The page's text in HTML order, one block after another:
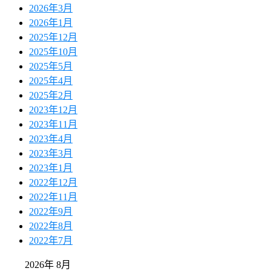
2026年3月
2026年1月
2025年12月
2025年10月
2025年5月
2025年4月
2025年2月
2023年12月
2023年11月
2023年4月
2023年3月
2023年1月
2022年12月
2022年11月
2022年9月
2022年8月
2022年7月
2026年 8月